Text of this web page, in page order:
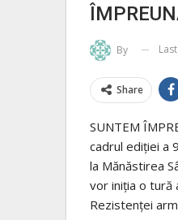
By
Share
SUNTEM
cadrul ediției a
la Mănăstirea
vor iniția o tură
Rezistenței